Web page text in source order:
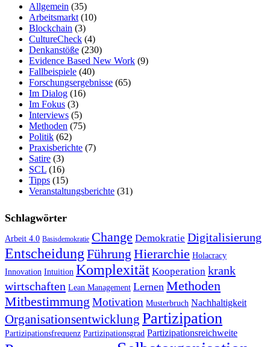
Allgemein (35)
Arbeitsmarkt (10)
Blockchain (3)
CultureCheck (4)
Denkanstöße (230)
Evidence Based New Work (9)
Fallbeispiele (40)
Forschungsergebnisse (65)
Im Dialog (16)
Im Fokus (3)
Interviews (5)
Methoden (75)
Politik (62)
Praxisberichte (7)
Satire (3)
SCL (16)
Tipps (15)
Veranstaltungsberichte (31)
Schlagwörter
Arbeit 4.0 Basisdemokratie Change Demokratie Digitalisierung
Entscheidung Führung Hierarchie Holacracy
Innovation Intuition Komplexität Kooperation krank
wirtschaften Lean Management Lernen Methoden
Mitbestimmung Motivation Musterbruch Nachhaltigkeit
Organisationsentwicklung Partizipation
Partizipationsfrequenz Partizipationsgrad Partizipationsreichweite